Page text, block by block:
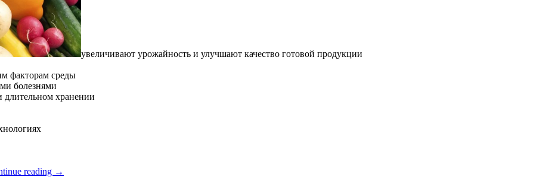
увеличивают урожайность и улучшают качество готовой продукции
факторам среды
болезнями
длительном хранении
reading →